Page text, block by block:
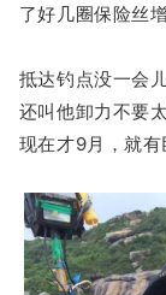
了好几圈保险丝
抵达钓点没一会
还叫他卸力不要
现在才9月，就有